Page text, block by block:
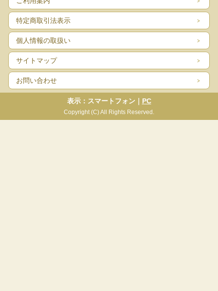
特定商取引法表示
個人情報の取扱い
サイトマップ
お問い合わせ
表示：スマートフォン｜ PC
Copyright (C) All Rights Reserved.